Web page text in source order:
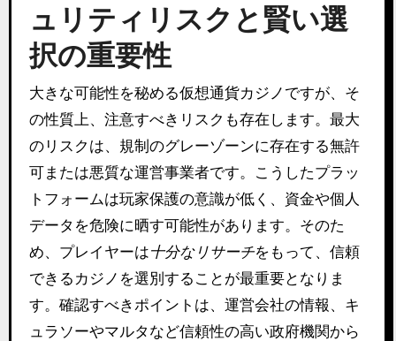
ュリティリスクと賢い選
択の重要性
大きな可能性を秘める仮想通貨カジノですが、そ
の性質上、注意すべきリスクも存在します。最大
のリスクは、規制のグレーゾーンに存在する無許
可または悪質な運営事業者です。こうしたプラッ
トフォームは玩家保護の意識が低く、資金や個人
データを危険に晒す可能性があります。そのた
め、プレイヤーは十分なリサーチをもって、信頼
できるカジノを選別することが最重要となりま
す。確認すべきポイントは、運営会社の情報、キ
ュラソーやマルタなど信頼性の高い政府機関から